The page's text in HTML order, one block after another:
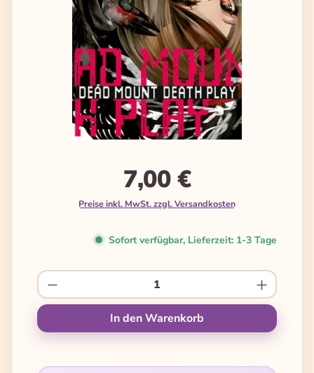
7,00 €
Preise inkl. MwSt. zzgl. Versandkosten
Sofort verfügbar, Lieferzeit: 1-3 Tage
Produkt Anzahl: Gib den gewünschten
In den Warenkorb